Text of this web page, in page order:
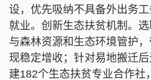
设，优先吸纳不具备外出务
就业。创新生态扶贫机制。
与森林资源和生态环境管护
现稳定增收；针对易地搬迁
建182个生态扶贫专业合作社